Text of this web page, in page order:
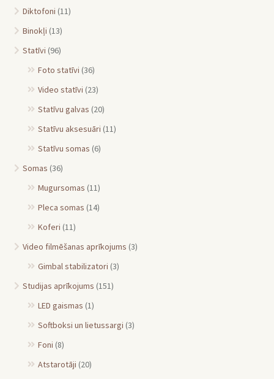
Diktofoni (11)
Binokļi (13)
Statīvi (96)
Foto statīvi (36)
Video statīvi (23)
Statīvu galvas (20)
Statīvu aksesuāri (11)
Statīvu somas (6)
Somas (36)
Mugursomas (11)
Pleca somas (14)
Koferi (11)
Video filmēšanas aprīkojums (3)
Gimbal stabilizatori (3)
Studijas aprīkojums (151)
LED gaismas (1)
Softboksi un lietussargi (3)
Foni (8)
Atstarotāji (20)